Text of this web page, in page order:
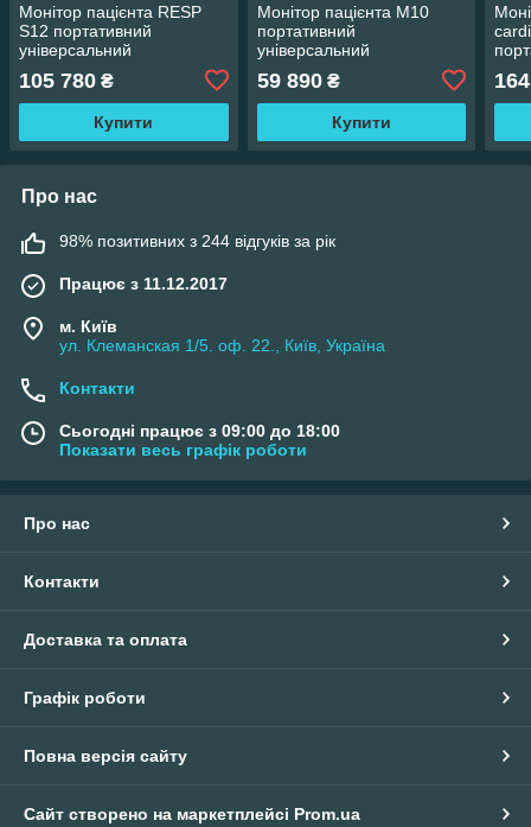
Монітор пацієнта RESP
S12 портативний
універсальний
105 780 ₴
Купити
Монітор пацієнта M10
портативний
універсальний
59 890₴
Купити
Про нас
98% позитивних з 244 відгуків за рік
Працює з 11.12.2017
м. Київ
ул. Клеманская 1/5. оф. 22., Київ, Україна
Контакти
Сьогодні працює з 09:00 до 18:00
Показати весь графік роботи
Про нас
Контакти
Доставка та оплата
Графік роботи
Повна версія сайту
Сайт створено на маркетплейсі Prom.ua